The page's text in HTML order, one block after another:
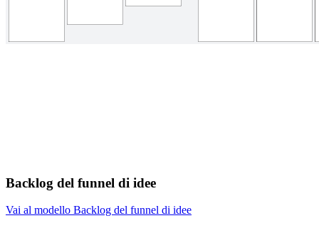
Backlog del funnel di idee
Vai al modello Backlog del funnel di idee